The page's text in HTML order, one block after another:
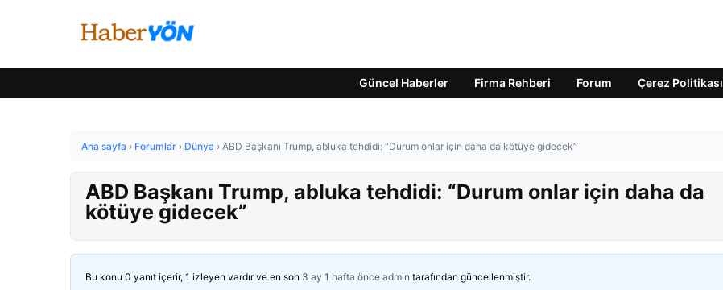
Güncel Haberler Firma Rehberi Forum Çerez Politikası
Ana sayfa › Forumlar › Dünya › ABD Başkanı Trump, abluka tehdidi: “Durum onlar için daha da kötüye gidecek”
ABD Başkanı Trump, abluka tehdidi: “Durum onlar için daha da
kötüye gidecek”
Bu konu 0 yanıt içerir, 1 izleyen vardır ve en son 3 ay 1 hafta önce admin tarafından güncellenmiştir.